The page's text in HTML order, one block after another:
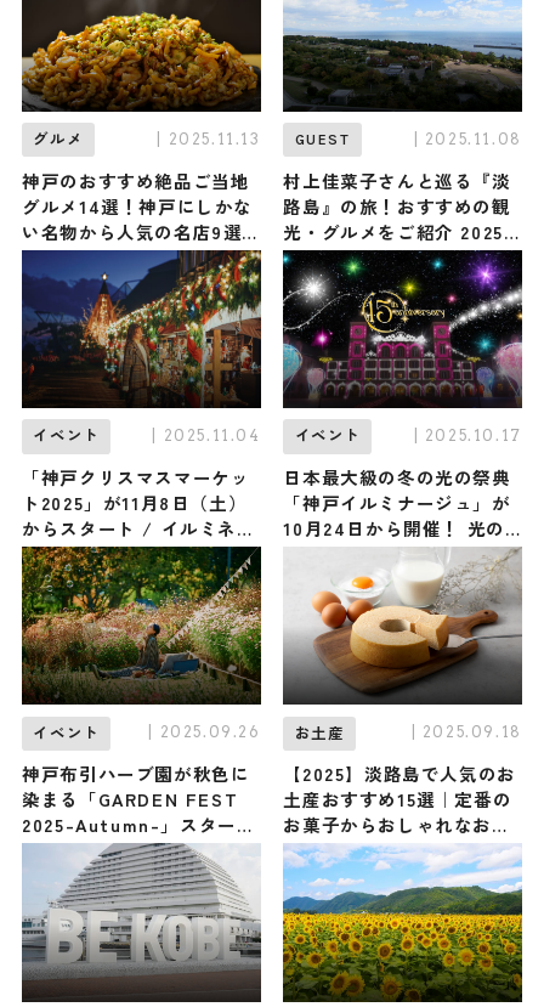
グルメ | 2025.11.13
神戸のおすすめ絶品ご当地
グルメ14選！神戸にしかな
い名物から人気の名店9選
も紹介
GUEST | 2025.11.08
村上佳菜子さんと巡る『淡
路島』の旅！おすすめの観
光・グルメをご紹介 2025
年11月8日放送
イベント | 2025.11.04
「神戸クリスマスマーケッ
ト2025」が11月8日（土）
からスタート / イルミネー
ションに包まれながら本場
ドイツの雑貨、グルメ、ワ
インに酔いしれる
イベント | 2025.10.17
日本最大級の冬の光の祭典
「神戸イルミナージュ」が
10月24日から開催！ 光の
お城やハートのアーチが織
りなす世界に心奪われる
イベント | 2025.09.26
神戸布引ハーブ園が秋色に
染まる「GARDEN FEST
2025-Autumn-」スター
ト！「ハロウィンフェア」
「ドイツ祭り」も同時開催
お土産 | 2025.09.18
【2025】淡路島で人気のお
土産おすすめ15選｜定番の
お菓子からおしゃれなお土
産・淡路島でしか買えない
お土産まで幅広く紹介